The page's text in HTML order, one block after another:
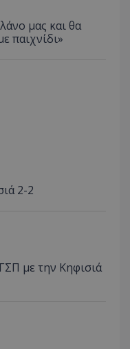
μας και θα
παιχνίδι»
2-2
με την Κηφισιά